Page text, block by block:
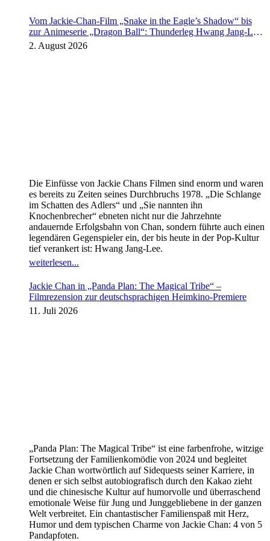
Vom Jackie-Chan-Film „Snake in the Eagle’s Shadow“ bis
zur Animeserie „Dragon Ball“: Thunderleg Hwang Jang-Lee
tritt globale Rechteoffensive los
2. August 2026
Die Einfüsse von Jackie Chans Filmen sind enorm und waren
es bereits zu Zeiten seines Durchbruchs 1978. „Die Schlange
im Schatten des Adlers“ und „Sie nannten ihn
Knochenbrecher“ ebneten nicht nur die Jahrzehnte
andauernde Erfolgsbahn von Chan, sondern führte auch einen
legendären Gegenspieler ein, der bis heute in der Pop-Kultur
tief verankert ist: Hwang Jang-Lee.
weiterlesen...
Jackie Chan in „Panda Plan: The Magical Tribe“ –
Filmrezension zur deutschsprachigen Heimkino-Premiere
11. Juli 2026
„Panda Plan: The Magical Tribe“ ist eine farbenfrohe, witzige
Fortsetzung der Familienkomödie von 2024 und begleitet
Jackie Chan wortwörtlich auf Sidequests seiner Karriere, in
denen er sich selbst autobiografisch durch den Kakao zieht
und die chinesische Kultur auf humorvolle und überraschend
emotionale Weise für Jung und Junggebliebene in der ganzen
Welt verbreitet. Ein chantastischer Familienspaß mit Herz,
Humor und dem typischen Charme von Jackie Chan: 4 von 5
Pandapfoten.